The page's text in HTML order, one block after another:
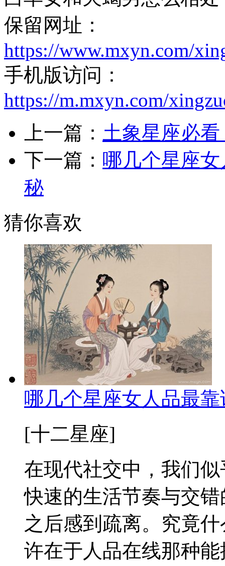
保留网址：
https://www.mxyn.com/
手机版访问：
https://m.mxyn.com/
上一篇： 土象星座必
下一篇： 哪几个星座
秘
猜你喜欢
哪几个星座女人品最
[十二星座]
在现代社交中，我们
快速的生活节奏与交
之后感到疏离。究竟
许在于人品在线那种